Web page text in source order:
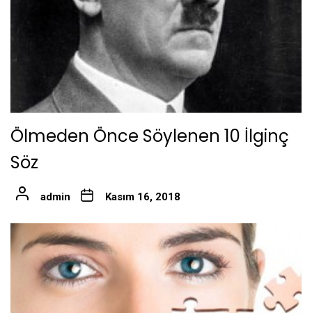
Ölmeden Önce Söylenen 10 İlginç
Söz
admin Kasım 16, 2018